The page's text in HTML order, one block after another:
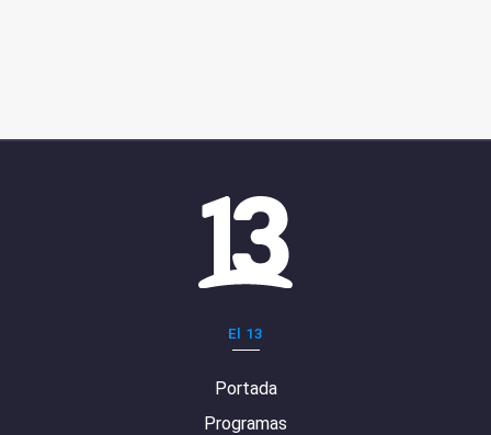
El 13
Portada
Programas